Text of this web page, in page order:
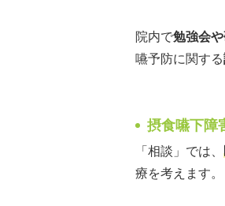
院内で勉強会
嚥予防に関する
摂食嚥下障
「相談」では、
療を考えます。